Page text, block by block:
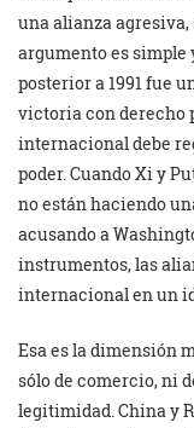
una alianza
argumento es simple
posterior a 1991 fue
victoria con derecho
internacional debe
poder. Cuando Xi y
no están haciendo
acusando a
instrumentos, las
internacional en un
Esa es la dimensión
sólo de comercio, ni
legitimidad. China y